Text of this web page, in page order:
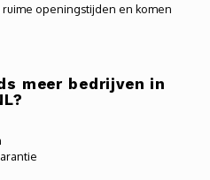
openingstijden en komen
meer bedrijven in